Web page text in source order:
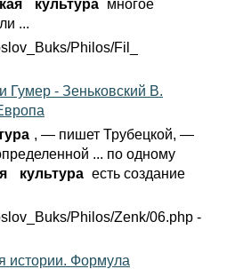
культура многое
...
Philos/Fil_
Гумер - Зеньковский В.
, — пишет Трубецкой, —
... по одному
культура есть создание
Philos/Zenk/06.php -
истории. Формула